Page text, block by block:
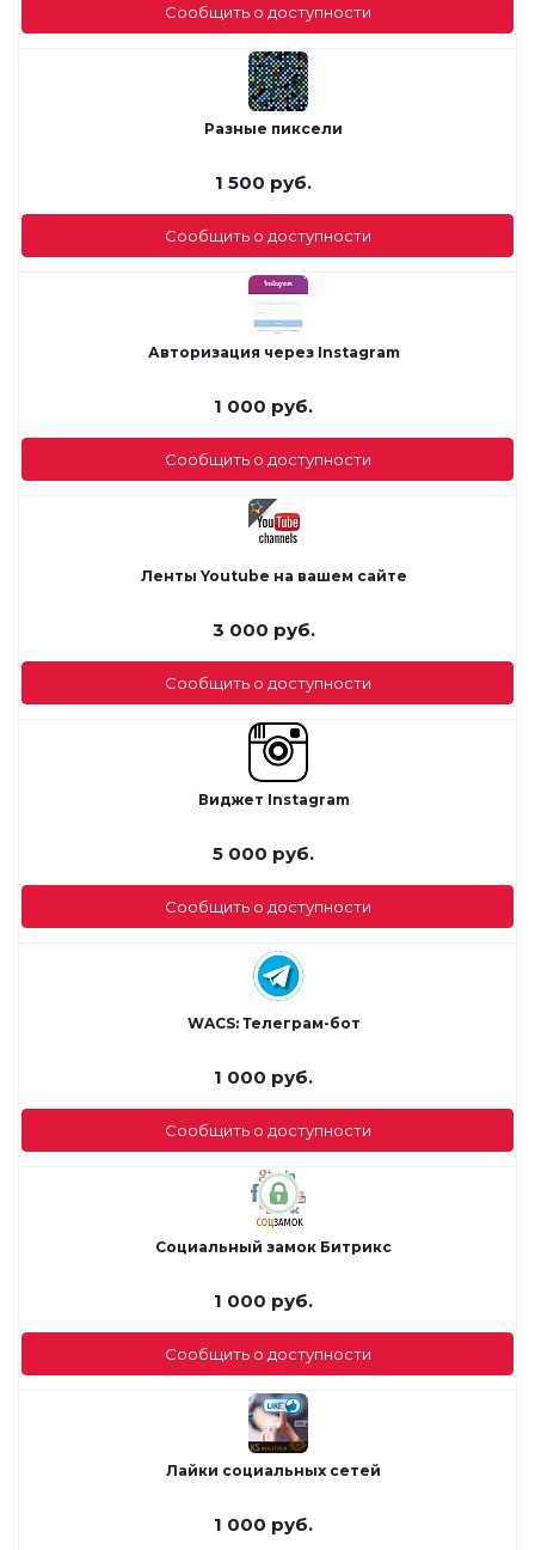
Сообщить о доступности
Разные пиксели
1 500 руб.
Сообщить о доступности
Авторизация через Instagram
1 000 руб.
Сообщить о доступности
Ленты Youtube на вашем сайте
3 000 руб.
Сообщить о доступности
Виджет Instagram
5 000 руб.
Сообщить о доступности
WACS: Телеграм-бот
1 000 руб.
Сообщить о доступности
Социальный замок Битрикс
1 000 руб.
Сообщить о доступности
Лайки социальных сетей
1 000 руб.